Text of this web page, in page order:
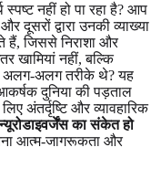
नहीं हो पा रहा है? आप
द्वारा उनकी व्याख्या
जिससे निराशा और
खामियां नहीं, बल्कि
अलग-अलग तरीके थे? यह
दुनिया की पड़ताल
अंतर्दृष्टि और व्यावहारिक
का संकेत हो
आत्म-जागरूकता और